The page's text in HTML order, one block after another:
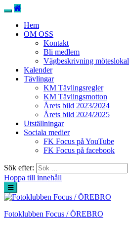
Hem
OM OSS
Kontakt
Bli medlem
Vägbeskrivning möteslokal
Kalender
Tävlingar
KM Tävlingsregler
KM Tävlingsmotton
Årets bild 2023/2024
Årets bild 2024/2025
Utställningar
Sociala medier
FK Focus på YouTube
FK Focus på facebook
Sök efter:
Hoppa till innehåll
Fotoklubben Focus / ÖREBRO